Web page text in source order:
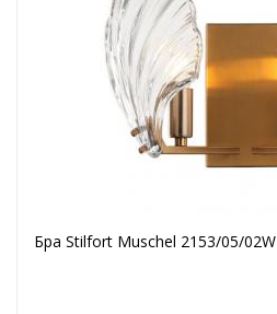
Бра Stilfort Muschel 2153/05/02W